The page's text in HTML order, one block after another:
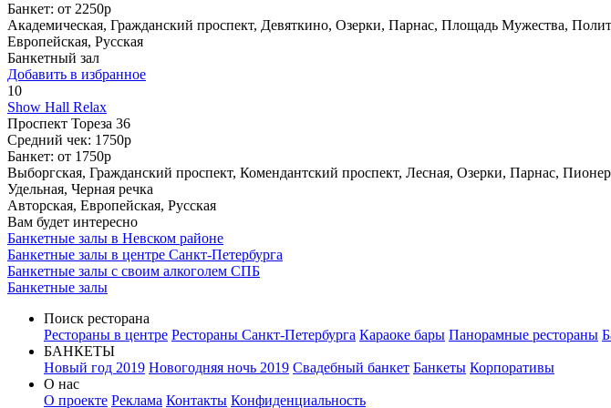
Банкет: от 2250р
Академическая, Гражданский проспект, Девяткино, Озерки, Парнас, Площадь Мужества,
Европейская, Русская
Банкетный зал
Добавить в избранное
10
Show Hall Relax
Проспект Тореза 36
Средний чек: 1750р
Банкет: от 1750р
Выборгская, Гражданский проспект, Комендантский проспект, Лесная, Озерки, Парнас,
Удельная, Черная речка
Авторская, Европейская, Русская
Вам будет интересно
Банкетные залы в Невском районе
Банкетные залы в центре Санкт-Петербурга
Банкетные залы с своим алкоголем СПБ
Банкетные залы
Поиск ресторана
Рестораны в центре Рестораны Санкт-Петербурга Караоке бары Панорамные рестораны
БАНКЕТЫ
Новый год 2019 Новогодняя ночь 2019 Свадебный банкет Банкеты Корпоративы
О нас
О проекте Реклама Контакты Конфиденциальность